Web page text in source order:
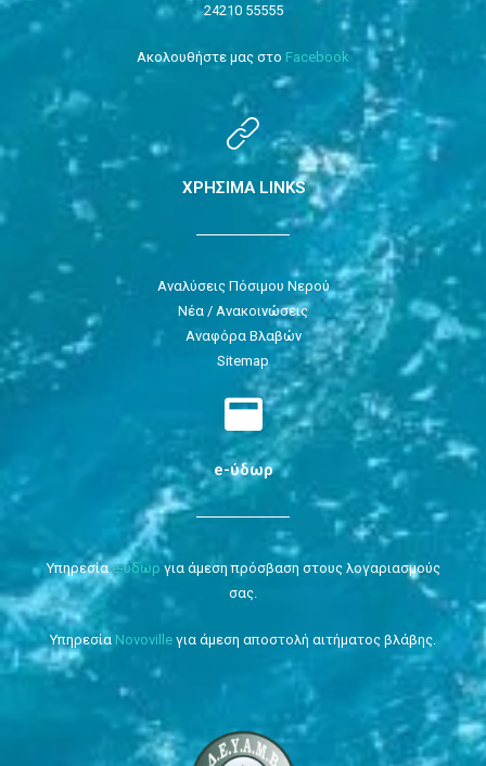
24210 55555
Ακολουθήστε μας στο Facebook
ΧΡΗΣΙΜΑ LINKS
Αναλύσεις Πόσιμου Νερού
Νέα / Ανακοινώσεις
Αναφόρα Βλαβών
Sitemap
e-ύδωρ
Υπηρεσίαe-ύδωρ για άμεση πρόσβαση στους λογαριασμούς
σας.
Υπηρεσία Novoville για άμεση αποστολή αιτήματος βλάβης.